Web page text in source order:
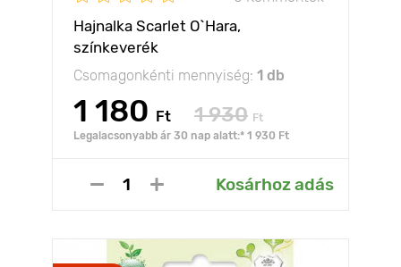
Hajnalka Scarlet O`Hara,
színkeverék
Csomagonkénti mennyiség: 1 db
1 180 Ft 1 930 Ft
Legalacsonyabb ár 30 nap alatt:* 1 930 Ft
Kosárhoz adás